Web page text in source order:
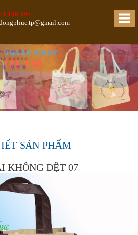
196 998
SẢN PHẨM
KHÔNG DỆT 07